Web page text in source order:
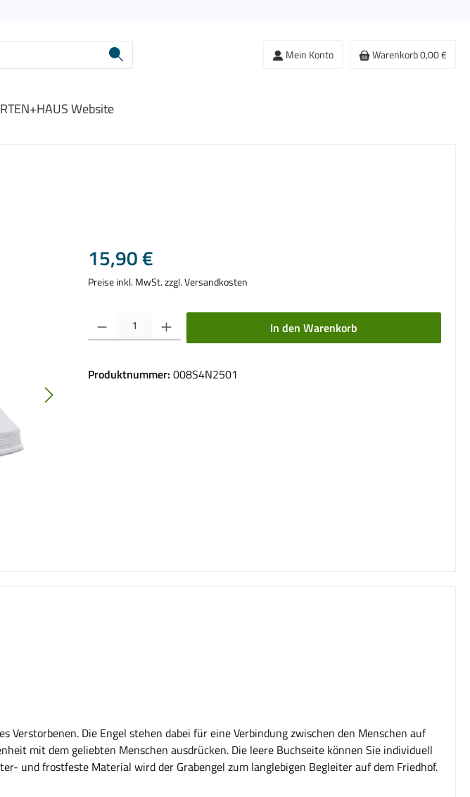
Mein Konto Warenkorb0,00 €
Website
Regulärer Preis:
15,90 €
Preise inkl. MwSt. zzgl. Versandkosten
Produkt Anzahl: Gib den gewünschten Wert ein oder benutze die Schaltflächen um die
In den Warenkorb
Produktnummer: 008S4N2501
Die Engel stehen dabei für eine Verbindung zwischen den Menschen auf
mit dem geliebten Menschen ausdrücken. Die leere Buchseite können Sie individuell
und frostfeste Material wird der Grabengel zum langlebigen Begleiter auf dem Friedhof.